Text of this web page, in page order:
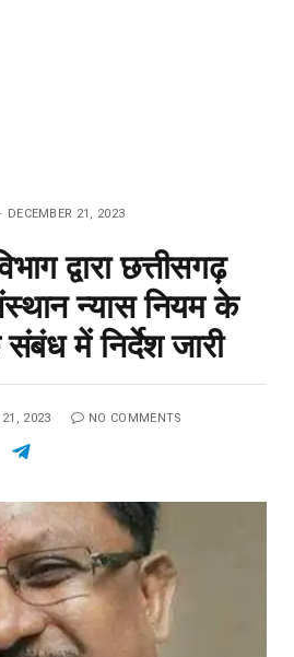
DECEMBER 21, 2023
द्वारा छत्तीसगढ़
न्यास नियम के
में निर्देश जारी
21, 2023 NO COMMENTS